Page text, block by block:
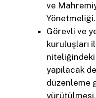
ve
Yönetmeliği.
Görevli ve
kuruluşları
yapılacak
düzenleme
yürütülmesi,